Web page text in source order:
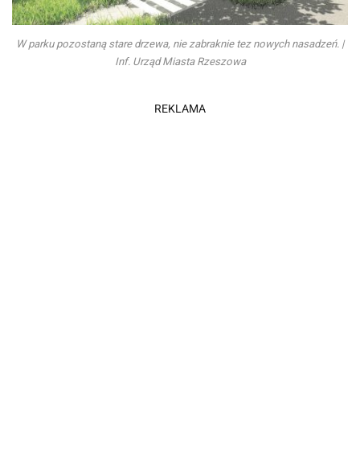
W parku pozostaną stare drzewa, nie zabraknie tez nowych nasadzeń. |
Inf. Urząd Miasta Rzeszowa
REKLAMA